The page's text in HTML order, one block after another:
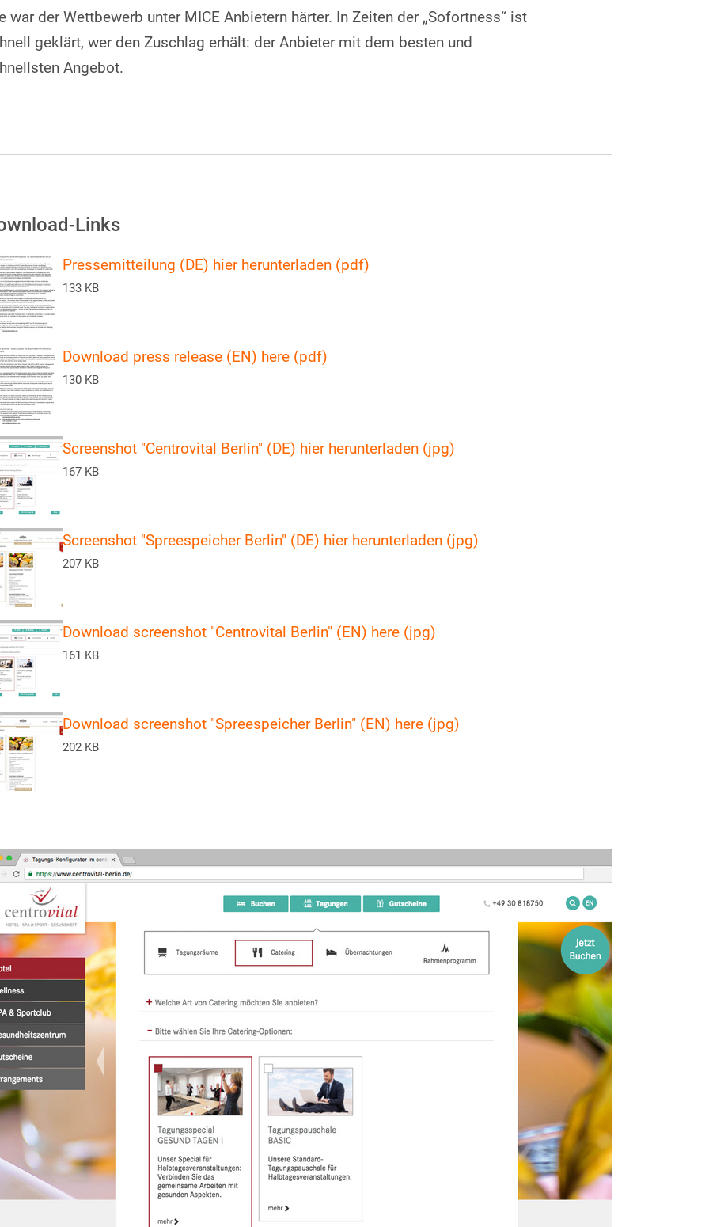
war der Wettbewerb unter MICE Anbietern härter. In Zeiten der „Sofortness“ ist
geklärt, wer den Zuschlag erhält: der Anbieter mit dem besten und
Angebot.
Links
Pressemitteilung (DE) hier herunterladen (pdf)
133 KB
Download press release (EN) here (pdf)
130 KB
Screenshot "Centrovital Berlin" (DE) hier herunterladen (jpg)
167 KB
Screenshot "Spreespeicher Berlin" (DE) hier herunterladen (jpg)
207 KB
Download screenshot "Centrovital Berlin" (EN) here (jpg)
161 KB
Download screenshot "Spreespeicher Berlin" (EN) here (jpg)
202 KB